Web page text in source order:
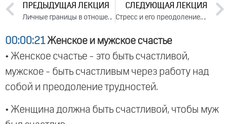
ПРЕДЫДУЩАЯ ЛЕКЦИЯ
Личные границы в отношениях. День 2. Часть 1 (2024)
СЛЕДУЮЩАЯ ЛЕКЦИЯ
Стресс и его преодоление. День 1. Часть 1 (2024)
00:00:21 Женское и мужское счастье
• Женское счастье - это быть счастливой,
мужское - быть счастливым через работу над
собой и преодоление трудностей.
• Женщина должна быть счастливой, чтобы муж